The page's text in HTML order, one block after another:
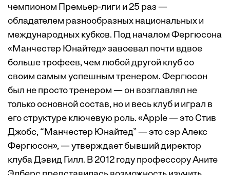
чемпионом Премьер-лиги и 25 раз —
обладателем разнообразных национальных и
международных кубков. Под началом Фергюсона
«Манчестер Юнайтед» завоевал почти вдвое
больше трофеев, чем любой другой клуб со
своим самым успешным тренером. Фергюсон
был не просто тренером — он возглавлял не
только основной состав, но и весь клуб и играл в
его структуре ключевую роль. «Apple — это Стив
Джобс, “Манчестер Юнайтед” — это сэр Алекс
Фергюсон», — утверждает бывший директор
клуба Дэвид Гилл. В 2012 году профессору Аните